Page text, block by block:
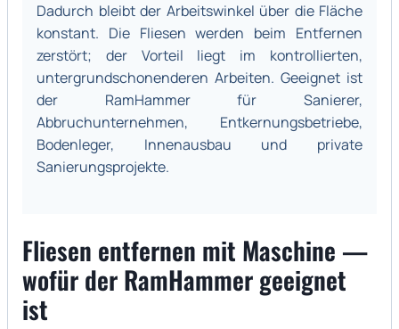
Dadurch bleibt der Arbeitswinkel über die Fläche
konstant. Die Fliesen werden beim Entfernen
zerstört; der Vorteil liegt im kontrollierten,
untergrundschonenderen Arbeiten. Geeignet ist
der RamHammer für Sanierer,
Abbruchunternehmen, Entkernungsbetriebe,
Bodenleger, Innenausbau und private
Sanierungsprojekte.
Fliesen entfernen mit Maschine —
wofür der RamHammer geeignet
ist